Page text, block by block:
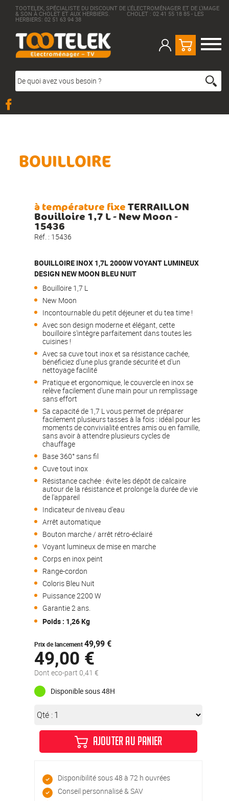
TOOTELEK, SPÉCIALISTE DU DISCOUNT DE L'ÉLECTROMÉNAGER ET DE L'IMAGE
& SON À CHOLET ET AUX HERBIERS. CHOLET : 02 41 55 18 85 - LES
HERBIERS: 02 51 63 94 38
BOUILLOIRE
à température fixe TERRAILLON
Bouilloire 1,7 L - New Moon -
15436
Réf. : 15436
BOUILLOIRE INOX 1,7L 2000W VOYANT LUMINEUX
DESIGN NEW MOON BLEU NUIT
Bouilloire 1,7 L
New Moon
Incontournable du petit déjeuner et du tea time !
Avec son design moderne et élégant, cette
bouilloire s'intègre parfaitement dans toutes les
cuisines !
Avec sa cuve tout inox et sa résistance cachée,
bénéficiez d'une plus grande sécurité et d'un
nettoyage facilité
Pratique et ergonomique, le couvercle en inox se
relève facilement d'une main pour un remplissage
sans effort
Sa capacité de 1,7 L vous permet de préparer
facilement plusieurs tasses à la fois : idéal pour les
moments de convivialité entres amis ou en famille,
sans avoir à attendre plusieurs cycles de
chauffage
Base 360° sans fil
Cuve tout inox
Résistance cachée : évite les dépôt de calcaire
autour de la résistance et prolonge la durée de vie
de l'appareil
Indicateur de niveau d'eau
Arrêt automatique
Bouton marche / arrêt rétro-éclairé
Voyant lumineux de mise en marche
Corps en inox peint
Range-cordon
Coloris Bleu Nuit
Puissance 2200 W
Garantie 2 ans.
Poids : 1,26 Kg
Prix de lancement49,99 €
49,00 €
Dont eco-part 0,41 €
Disponible sous 48H
Qté :
AJOUTER AU PANIER
Disponibilité sous 48 à 72 h ouvrées
Conseil personnalisé & SAV